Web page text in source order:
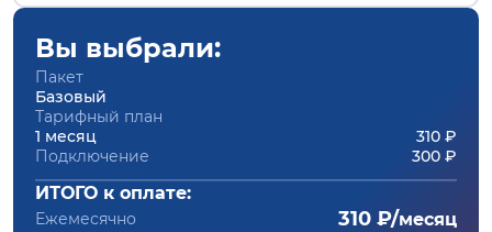
Вы выбрали:
Пакет
Базовый
Тарифный план
1 месяц
310 ₽
Подключение
300 ₽
ИТОГО к оплате:
Ежемесячно 310 ₽/месяц